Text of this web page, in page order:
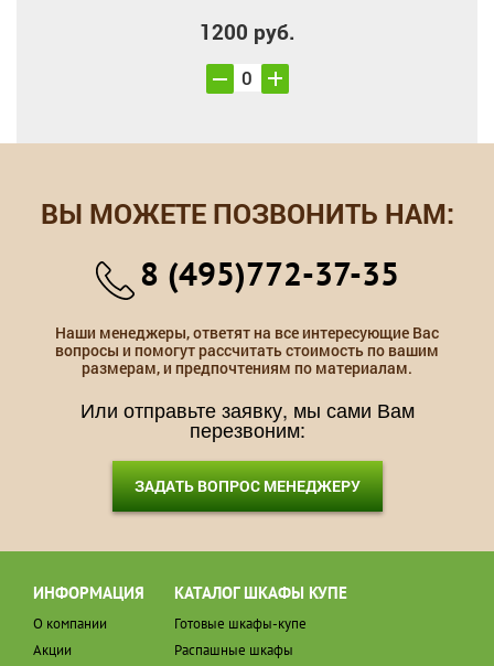
1200 руб.
ВЫ МОЖЕТЕ ПОЗВОНИТЬ НАМ:
8 (495)772-37-35
Наши менеджеры, ответят на все интересующие Вас
вопросы и помогут рассчитать стоимость по вашим
размерам, и предпочтениям по материалам.
Или отправьте заявку, мы сами Вам
перезвоним:
ЗАДАТЬ ВОПРОС МЕНЕДЖЕРУ
ИНФОРМАЦИЯ
О компании
Акции
КАТАЛОГ ШКАФЫ КУПЕ
Готовые шкафы-купе
Распашные шкафы